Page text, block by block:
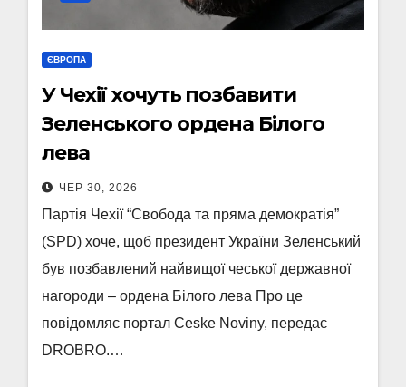
ЄВРОПА
У Чехії хочуть позбавити
Зеленського ордена Білого
лева
ЧЕР 30, 2026
Партія Чехії “Свобода та пряма демократія”
(SPD) хоче, щоб президент України Зеленський
був позбавлений найвищої чеської державної
нагороди – ордена Білого лева Про це
повідомляє портал Ceske Noviny, передає
DROBRO.…